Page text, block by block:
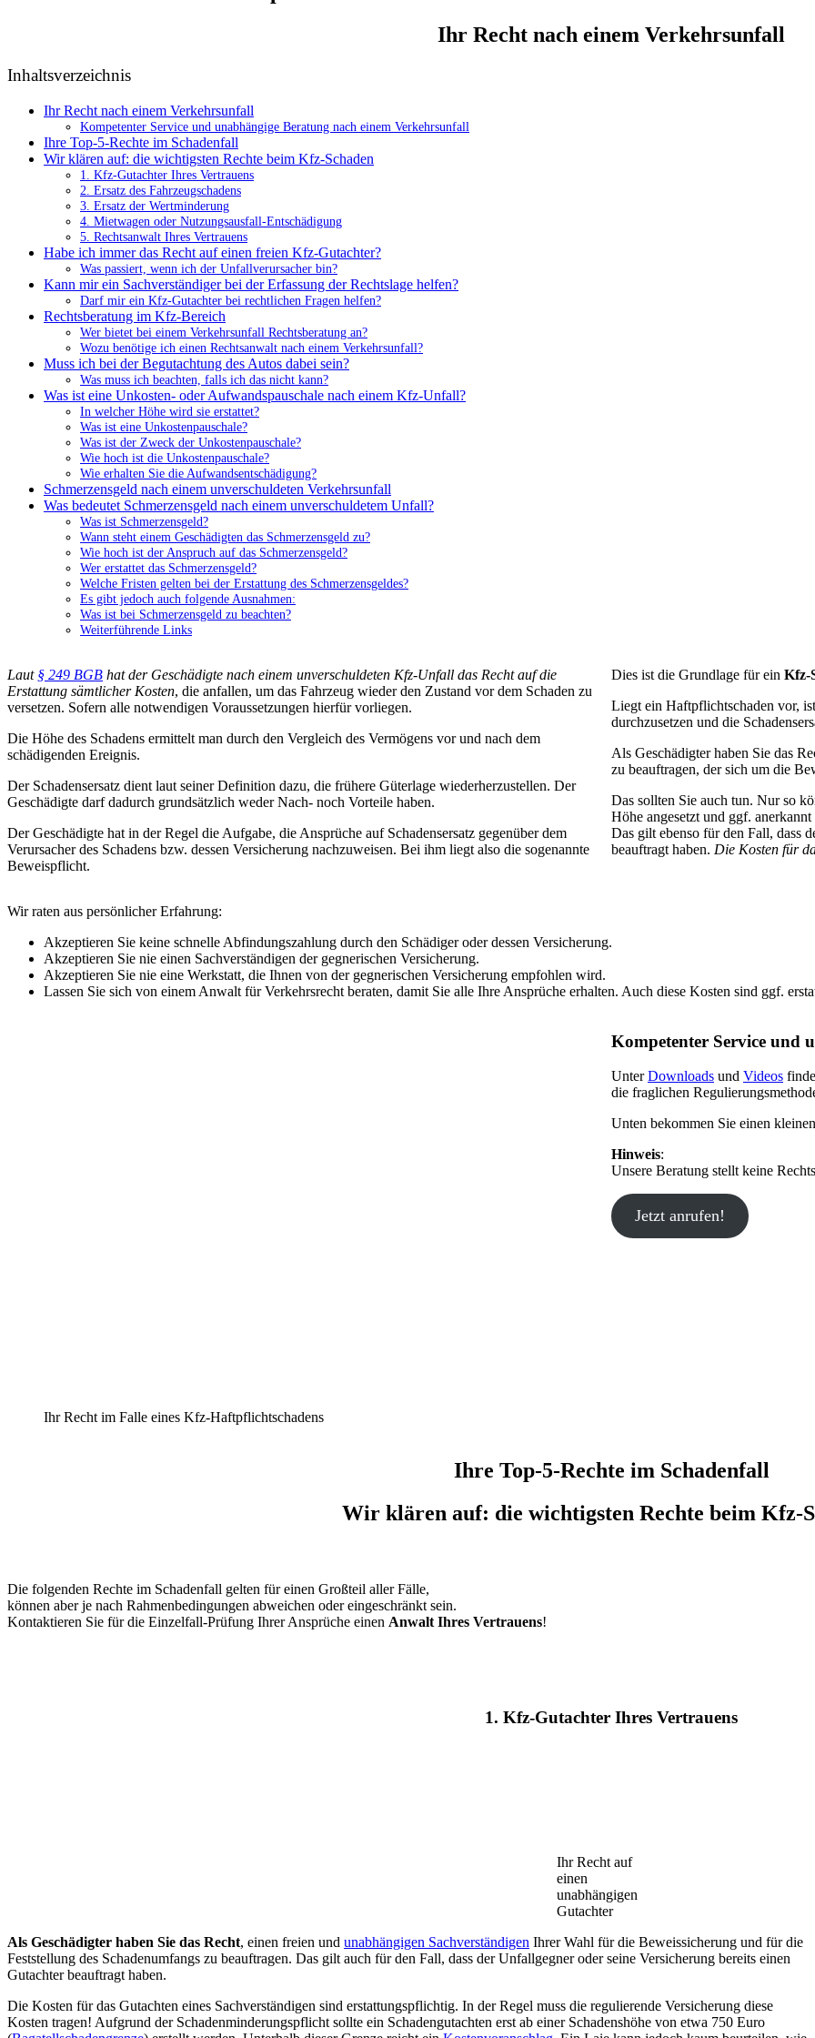
Ihr Recht nach einem Verkehrsunfall
Inhaltsverzeichnis
Ihr Recht nach einem Verkehrsunfall
Kompetenter Service und unabhängige Beratung nach einem Verkehrsunfall
Ihre Top-5-Rechte im Schadenfall
Wir klären auf: die wichtigsten Rechte beim Kfz-Schaden
1. Kfz-Gutachter Ihres Vertrauens
2. Ersatz des Fahrzeugschadens
3. Ersatz der Wertminderung
4. Mietwagen oder Nutzungsausfall-Entschädigung
5. Rechtsanwalt Ihres Vertrauens
Habe ich immer das Recht auf einen freien Kfz-Gutachter?
Was passiert, wenn ich der Unfallverursacher bin?
Kann mir ein Sachverständiger bei der Erfassung der Rechtslage helfen?
Darf mir ein Kfz-Gutachter bei rechtlichen Fragen helfen?
Rechtsberatung im Kfz-Bereich
Wer bietet bei einem Verkehrsunfall Rechtsberatung an?
Wozu benötige ich einen Rechtsanwalt nach einem Verkehrsunfall?
Muss ich bei der Begutachtung des Autos dabei sein?
Was muss ich beachten, falls ich das nicht kann?
Was ist eine Unkosten- oder Aufwandspauschale nach einem Kfz-Unfall?
In welcher Höhe wird sie erstattet?
Was ist eine Unkostenpauschale?
Was ist der Zweck der Unkostenpauschale?
Wie hoch ist die Unkostenpauschale?
Wie erhalten Sie die Aufwandsentschädigung?
Schmerzensgeld nach einem unverschuldeten Verkehrsunfall
Was bedeutet Schmerzensgeld nach einem unverschuldetem Unfall?
Was ist Schmerzensgeld?
Wann steht einem Geschädigten das Schmerzensgeld zu?
Wie hoch ist der Anspruch auf das Schmerzensgeld?
Wer erstattet das Schmerzensgeld?
Welche Fristen gelten bei der Erstattung des Schmerzensgeldes?
Es gibt jedoch auch folgende Ausnahmen:
Was ist bei Schmerzensgeld zu beachten?
Weiterführende Links
Laut § 249 BGB hat der Geschädigte nach einem unverschuldeten Kfz-Unfall das Recht auf die
Erstattung sämtlicher Kosten, die anfallen, um das Fahrzeug wieder den Zustand vor dem Schaden zu
versetzen. Sofern alle notwendigen Voraussetzungen hierfür vorliegen.
Die Höhe des Schadens ermittelt man durch den Vergleich des Vermögens vor und nach dem
schädigenden Ereignis.
Der Schadensersatz dient laut seiner Definition dazu, die frühere Güterlage wiederherzustellen. Der
Geschädigte darf dadurch grundsätzlich weder Nach- noch Vorteile haben.
Der Geschädigte hat in der Regel die Aufgabe, die Ansprüche auf Schadensersatz gegenüber dem
Verursacher des Schadens bzw. dessen Versicherung nachzuweisen. Bei ihm liegt also die sogenannte
Beweispflicht.
Dies ist die Grundlage für ein Kfz-
Liegt ein Haftpflichtschaden vor,
durchzusetzen und die
Als Geschädigter haben Sie das
zu beauftragen, der sich um die
Das sollten Sie auch tun. Nur so
Höhe angesetzt und ggf.
Das gilt ebenso für den Fall, dass
beauftragt haben. Die Kosten für
Wir raten aus persönlicher Erfahrung:
Akzeptieren Sie keine schnelle Abfindungszahlung durch den Schädiger oder dessen Versicherung.
Akzeptieren Sie nie einen Sachverständigen der gegnerischen Versicherung.
Akzeptieren Sie nie eine Werkstatt, die Ihnen von der gegnerischen Versicherung empfohlen wird.
Lassen Sie sich von einem Anwalt für Verkehrsrecht beraten, damit Sie alle Ihre Ansprüche erhalten. Auch diese Kosten sind ggf.
Ihr Recht im Falle eines Kfz-Haftpflichtschadens
Kompetenter Service und
UnterDownloads und Videos
die fraglichen
Unten bekommen Sie einen
Hinweis:
Unsere Beratung stellt keine
Jetzt anrufen!
Ihre Top-5-Rechte im Schadenfall
Wir klären auf: die wichtigsten Rechte beim Kfz-
Die folgenden Rechte im Schadenfall gelten für einen Großteil aller Fälle,
können aber je nach Rahmenbedingungen abweichen oder eingeschränkt sein.
Kontaktieren Sie für die Einzelfall-Prüfung Ihrer Ansprüche einen Anwalt Ihres Vertrauens!
1. Kfz-Gutachter Ihres Vertrauens
Ihr Recht auf
einen
unabhängigen
Gutachter
Als Geschädigter haben Sie das Recht, einen freien und unabhängigen Sachverständigen Ihrer Wahl für die Beweissicherung und für die
Feststellung des Schadenumfangs zu beauftragen. Das gilt auch für den Fall, dass der Unfallgegner oder seine Versicherung bereits einen
Gutachter beauftragt haben.
Die Kosten für das Gutachten eines Sachverständigen sind erstattungspflichtig. In der Regel muss die regulierende Versicherung diese
Kosten tragen! Aufgrund der Schadenminderungspflicht sollte ein Schadengutachten erst ab einer Schadenshöhe von etwa 750 Euro